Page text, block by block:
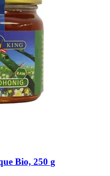
Bio, 250 g